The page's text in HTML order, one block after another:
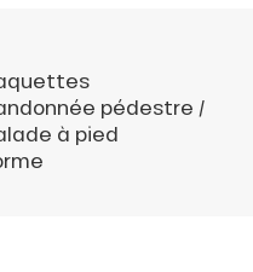
pédestre /
à pied